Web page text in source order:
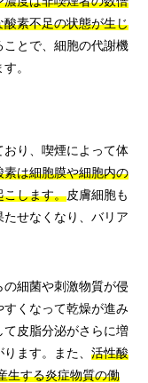
素不足の状態が生じ
ことで、細胞の代謝機
。
おり、喫煙によって体
素は細胞膜や細胞内の
こします。皮膚細胞も
せなくなり、バリア
の細菌や刺激物質が侵
すくなって乾燥が進み
て皮脂分泌がさらに増
ます。また、 活性酸
生する炎症物質の働